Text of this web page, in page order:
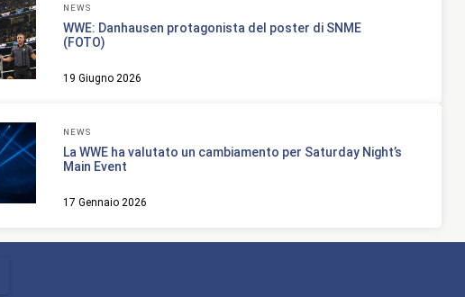
NEWS
WWE: Danhausen protagonista del poster di SNME
(FOTO)
19 Giugno 2026
NEWS
La WWE ha valutato un cambiamento per Saturday Night’s
Main Event
17 Gennaio 2026